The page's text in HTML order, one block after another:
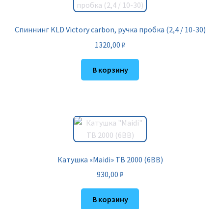
Спиннинг KLD Victory carbon, ручка пробка (2,4 / 10-30)
1320,00 ₽
В корзину
Катушка «Maidi» TB 2000 (6BB)
930,00 ₽
В корзину